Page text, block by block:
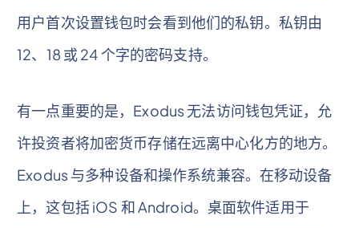
用户首次设置钱包时会看到他们的私钥。私钥由
12、18 或 24 个字的密码支持。
有一点重要的是，Exodus 无法访问钱包凭证，允
许投资者将加密货币存储在远离中心化方的地方。
Exodus 与多种设备和操作系统兼容。在移动设备
上，这包括 iOS 和 Android。桌面软件适用于